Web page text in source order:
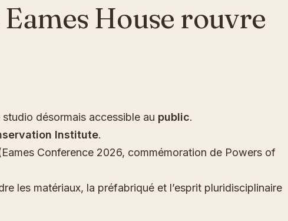
House rouvre
désormais accessible au public.
Institute.
Conference 2026, commémoration de Powers of
les matériaux, la préfabriqué et l’esprit pluridisciplinaire